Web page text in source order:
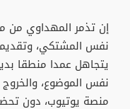
إن تذمر المهداوي
نفس المشتكي،
يتجاهل عمدا منطقا
نفس الموضوع،
منصة يوتيوب، دون